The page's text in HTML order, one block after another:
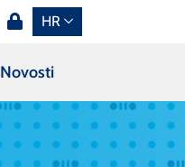
HR
Novosti